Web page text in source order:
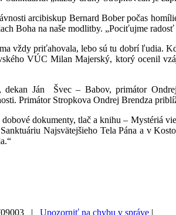
arcibiskup Bernard Bober počas
Boha na naše modlitby. „Pociťujme
vždy priťahovala, lebo sú tu dobrí ľudia.
VÚC Milan Majerský, ktorý ocenil
dekan Ján Švec – Babov, primátor
Primátor Stropkova Ondrej Brendza
dokumenty, tlač a knihu – Mystériá
Najsvätejšieho Tela Pána a v
| Upozorniť na chybu v správe |